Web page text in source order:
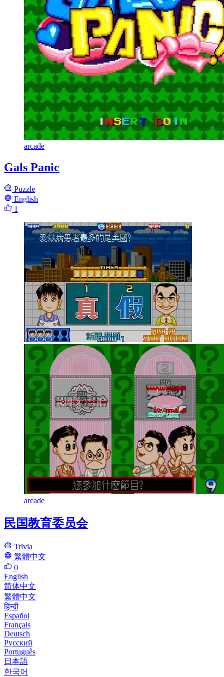
arcade
Gals Panic
Puzzle
English
1
arcade
民国教育委员会
Trivia
繁體中文
0
English
简体中文
繁體中文
हिन्दी
Español
Français
Deutsch
Русский
Português
日本語
한국어